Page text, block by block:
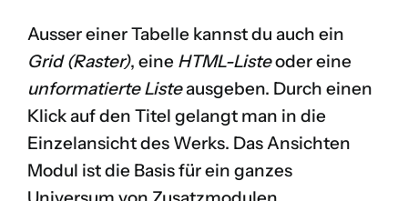
Ausser einer Tabelle kannst du auch ein
Grid (Raster), eine HTML-Listeoder eine
unformatierte Listeausgeben. Durch einen
Klick auf den Titel gelangt man in die
Einzelansicht des Werks. Das Ansichten
Modul ist die Basis für ein ganzes